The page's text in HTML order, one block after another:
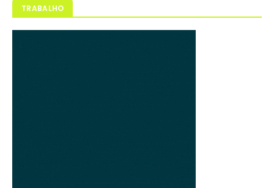
TRABALHO